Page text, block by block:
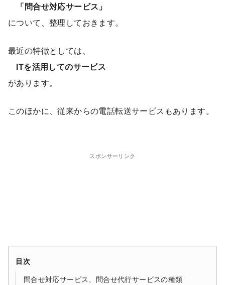
「問合せ対応サービス」
について、整理しておきます。
最近の特徴としては、
ITを活用してのサービス
があります。
このほかに、従来からの電話転送サービスもあります。
スポンサーリンク
目次
問合せ対応サービス、問合せ代行サービスの種類